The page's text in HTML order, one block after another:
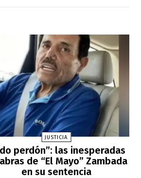
JUSTICIA
perdón”: las inesperadas
de “El Mayo” Zambada
en su sentencia